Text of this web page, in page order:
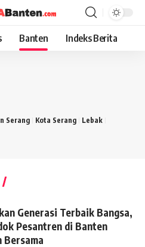
Banten Indeks Berita
Serang Kota Serang
Lebak
Generasi Terbaik Bangsa,
Pesantren di Banten